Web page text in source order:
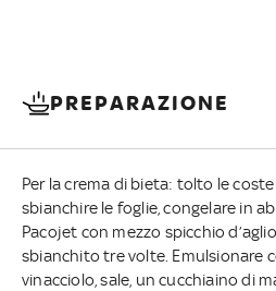
PREPARAZIONE
Per la crema di bieta: tolto le
sbianchire le foglie, congelare in
Pacojet con mezzo spicchio
sbianchito tre volte. Emulsionare
vinacciolo, sale, un cucchiaino di